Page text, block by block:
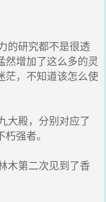
的研究都不是很透
然增加了这么多的灵
茫，不知道该怎么使
大殿，分别对应了
强者。
木第二次见到了香